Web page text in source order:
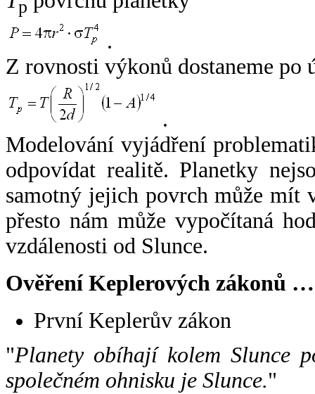
p
.
Z rovnosti výkonů dostaneme po
.
Modelování vyjádření
odpovídat realitě. Planetky
samotný jejich povrch může mít
přesto nám může vypočítaná
vzdálenosti od Slunce.
Ověření Keplerových zákonů …
První Keplerův zákon
"Planety obíhají kolem Slunce
společném ohnisku je Slunce."